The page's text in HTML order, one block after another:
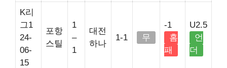
K리
그1
24-
06-
15
포항
스틸
1
–
1
대전
하나
1-1 무
-1
홈
패
U2.5
언
더